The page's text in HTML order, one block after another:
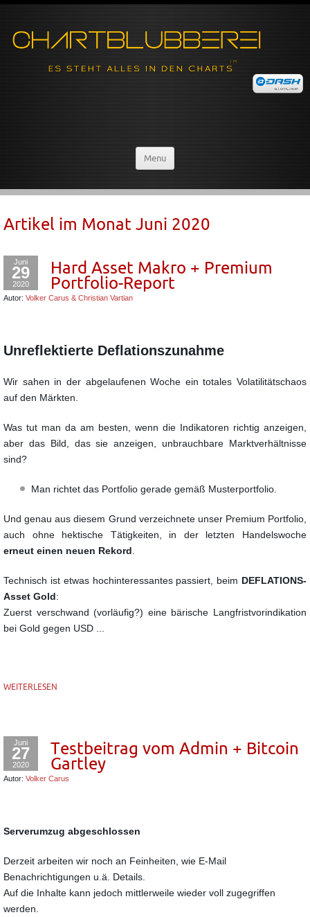
Menu
Artikel im Monat Juni 2020
Juni
29
2020
Hard Asset Makro + Premium
Portfolio-Report
Autor: Volker Carus & Christian Vartian
Unreflektierte Deflationszunahme
Wir sahen in der abgelaufenen Woche ein totales Volatilitätschaos
auf den Märkten.
Was tut man da am besten, wenn die Indikatoren richtig anzeigen,
aber das Bild, das sie anzeigen, unbrauchbare Marktverhältnisse
sind?
Man richtet das Portfolio gerade gemäß Musterportfolio.
Und genau aus diesem Grund verzeichnete unser Premium Portfolio,
auch ohne hektische Tätigkeiten, in der letzten Handelswoche
erneut einen neuen Rekord
Technisch ist etwas hochinteressantes passiert, beim DEFLATIONS-
Asset Gold:
Zuerst verschwand (vorläufig?) eine bärische Langfristvorindikation
bei Gold gegen USD ...
WEITERLESEN
Juni
27
2020
Testbeitrag vom Admin + Bitcoin
Gartley
Autor: Volker Carus
Serverumzug abgeschlossen
Derzeit arbeiten wir noch an Feinheiten, wie E-Mail
Benachrichtigungen u.ä. Details.
Auf die Inhalte kann jedoch mittlerweile wieder voll zugegriffen
werden.